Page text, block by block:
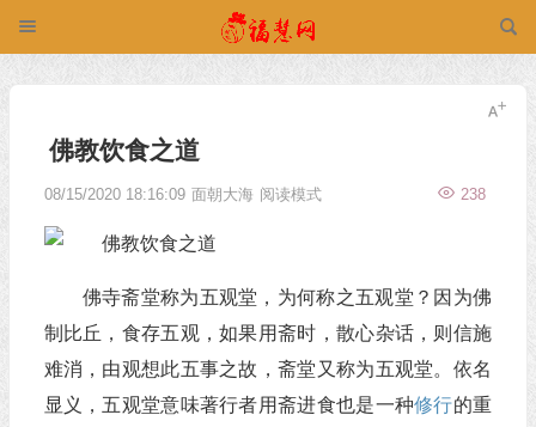
佛教饮食之道
08/15/2020 18:16:09 面朝大海 238
阅读模式
佛寺斋堂称为五观堂，为何称之五观堂？因为佛
制比丘，食存五观，如果用斋时，散心杂话，则信施
难消，由观想此五事之故，斋堂又称为五观堂。依名
显义，五观堂意味著行者用斋进食也是一种修行的重